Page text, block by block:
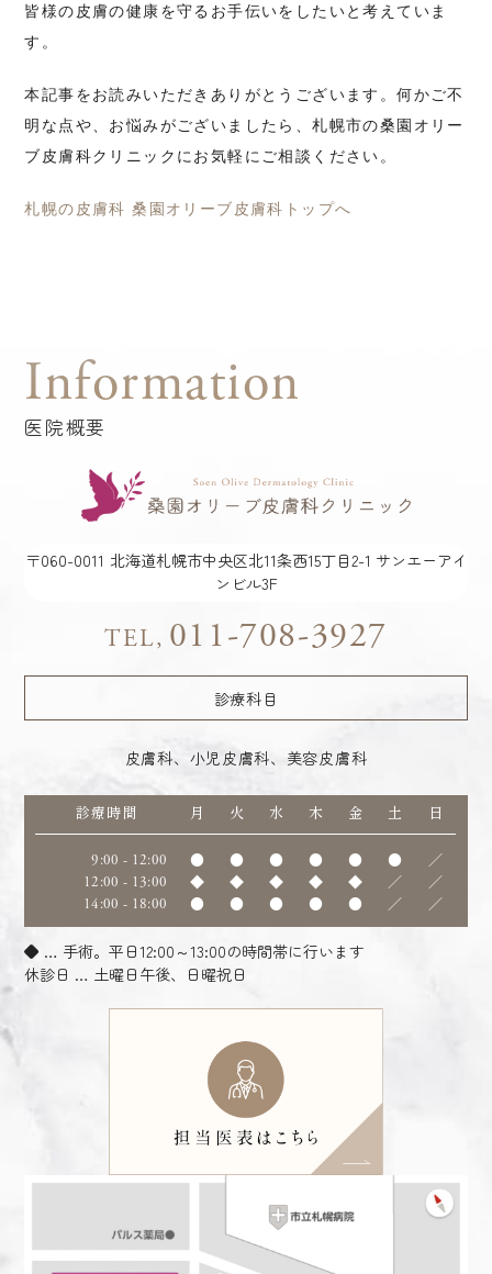
皆様の皮膚の健康を守るお手伝いをしたいと考えていま
す。
本記事をお読みいただきありがとうございます。何かご不
明な点や、お悩みがございましたら、札幌市の桑園オリー
ブ皮膚科クリニックにお気軽にご相談ください。
札幌の皮膚科 桑園オリーブ皮膚科トップへ
Information
医院概要
〒060-0011 北海道札幌市中央区北11条西15丁目2-1 サンエーアイ
ンビル3F
TEL, 011-708-3927
診療科目
皮膚科、小児皮膚科、美容皮膚科
診療時間 月 火 水 木 金 土 日
9:00 - 12:00 ● ● ● ● ● ● ／
12:00 - 13:00 ◆ ◆ ◆ ◆ ◆ ／ ／
14:00 - 18:00 ● ● ● ● ● ／ ／
◆ … 手術。平日12:00～13:00の時間帯に行います
休診日 … 土曜日午後、日曜祝日